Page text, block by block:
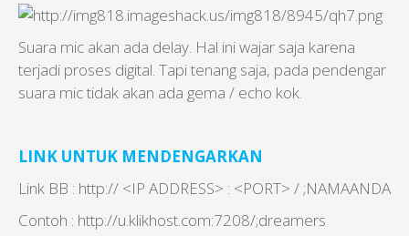
Suara mic akan ada delay. Hal ini wajar saja karena
terjadi proses digital. Tapi tenang saja, pada pendengar
suara mic tidak akan ada gema / echo kok.
LINK UNTUK MENDENGARKAN
Link BB : http:// <IP ADDRESS> : <PORT> / ;NAMAANDA
Contoh : http://u.klikhost.com:7208/;dreamers